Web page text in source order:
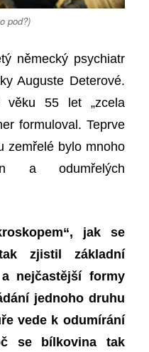
pod?)
německý psychiatr
Auguste Deterové.
věku 55 let „zcela
formuloval. Teprve
zemřelé bylo mnoho
a odumřelých
jak se
zjistil základní
nejčastější formy
jednoho druhu
vede k odumírání
se bílkovina tak